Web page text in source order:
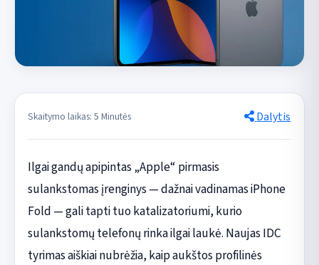
Skaitymo laikas: 5 Minutės Dalytis
Ilgai gandų apipintas „Apple“ pirmasis
sulankstomas įrenginys — dažnai vadinamas iPhone
Fold — gali tapti tuo katalizatoriumi, kurio
sulankstomų telefonų rinka ilgai laukė. Naujas IDC
tyrimas aiškiai nubrėžia, kaip aukštos profilinės